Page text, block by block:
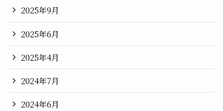
2025年9月
2025年6月
2025年4月
2024年7月
2024年6月